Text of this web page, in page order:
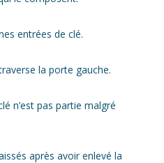
entrées de clé.
la porte gauche.
n’est pas partie malgré
après avoir enlevé la